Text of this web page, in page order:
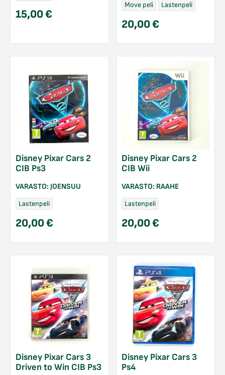
15,00€
Move peli Lastenpeli
20,00€
Disney Pixar Cars 2
CIB Ps3
VARASTO: JOENSUU
Lastenpeli
20,00€
Disney Pixar Cars 2
CIB Wii
VARASTO: RAAHE
Lastenpeli
20,00€
Disney Pixar Cars 3
Driven to Win CIB Ps3
Disney Pixar Cars 3
Ps4